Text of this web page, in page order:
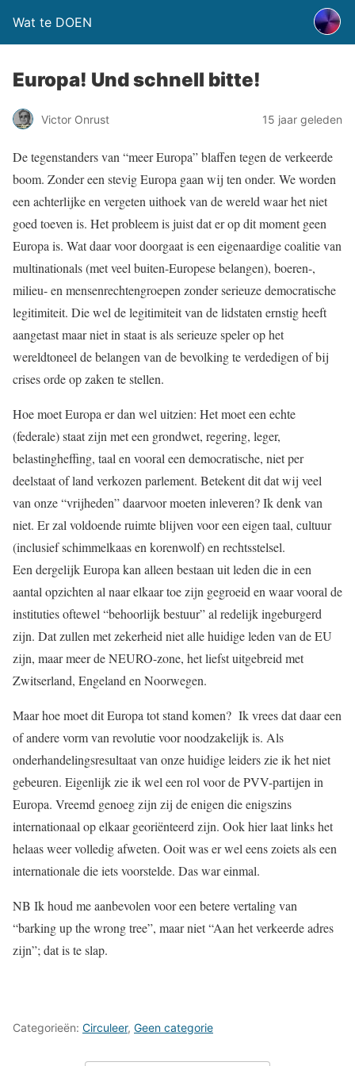
Wat te DOEN
Europa! Und schnell bitte!
Victor Onrust 15 jaar geleden
De tegenstanders van “meer Europa” blaffen tegen de verkeerde
boom. Zonder een stevig Europa gaan wij ten onder. We worden
een achterlijke en vergeten uithoek van de wereld waar het niet
goed toeven is. Het probleem is juist dat er op dit moment geen
Europa is. Wat daar voor doorgaat is een eigenaardige coalitie van
multinationals (met veel buiten-Europese belangen), boeren-,
milieu- en mensenrechtengroepen zonder serieuze democratische
legitimiteit. Die wel de legitimiteit van de lidstaten ernstig heeft
aangetast maar niet in staat is als serieuze speler op het
wereldtoneel de belangen van de bevolking te verdedigen of bij
crises orde op zaken te stellen.
Hoe moet Europa er dan wel uitzien: Het moet een echte
(federale) staat zijn met een grondwet, regering, leger,
belastingheffing, taal en vooral een democratische, niet per
deelstaat of land verkozen parlement. Betekent dit dat wij veel
van onze “vrijheden” daarvoor moeten inleveren? Ik denk van
niet. Er zal voldoende ruimte blijven voor een eigen taal, cultuur
(inclusief schimmelkaas en korenwolf) en rechtsstelsel.
Een dergelijk Europa kan alleen bestaan uit leden die in een
aantal opzichten al naar elkaar toe zijn gegroeid en waar vooral de
instituties oftewel “behoorlijk bestuur” al redelijk ingeburgerd
zijn. Dat zullen met zekerheid niet alle huidige leden van de EU
zijn, maar meer de NEURO-zone, het liefst uitgebreid met
Zwitserland, Engeland en Noorwegen.
Maar hoe moet dit Europa tot stand komen? Ik vrees dat daar een
of andere vorm van revolutie voor noodzakelijk is. Als
onderhandelingsresultaat van onze huidige leiders zie ik het niet
gebeuren. Eigenlijk zie ik wel een rol voor de PVV-partijen in
Europa. Vreemd genoeg zijn zij de enigen die enigszins
internationaal op elkaar georiënteerd zijn. Ook hier laat links het
helaas weer volledig afweten. Ooit was er wel eens zoiets als een
internationale die iets voorstelde. Das war einmal.
NB Ik houd me aanbevolen voor een betere vertaling van
“barking up the wrong tree”, maar niet “Aan het verkeerde adres
zijn”; dat is te slap.
Categorieën: Circuleer, Geen categorie